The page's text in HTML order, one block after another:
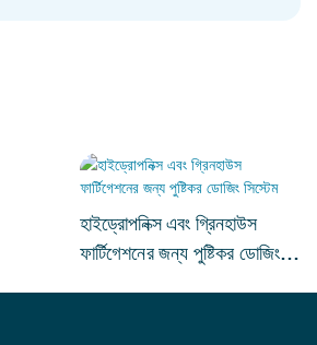
হাইড্রোপনিক্স এবং গ্রিনহাউস
ফার্টিগেশনের জন্য পুষ্টিকর ডোজিং